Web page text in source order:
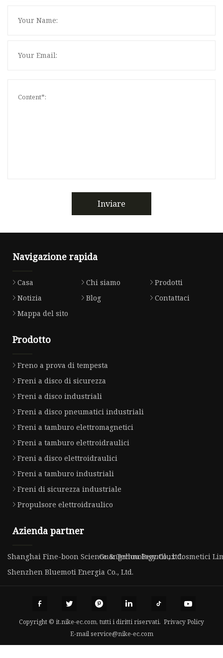
Inviare
Navigazione rapida
Casa Chi siamo
Prodotti
Notizia
Blog
Contattaci
Mappa del sito
Prodotto
Freno a prova di tempesta
Freni a disco di sicurezza
Freni a disco industriali
Freni a disco pneumatici industriali
Freni a tamburo elettromagnetici
Freni a tamburo elettroidraulici
Freni a disco elettroidraulici
Freni a tamburo industriali
Freni di sicurezza industriale
Propulsore elettroidraulico
Azienda partner
Shanghai Fine-boon Science & Technology Co., ltd.
Guangzhou Beautilux Cosmetici
Shenzhen Bluemoti Energia Co., Ltd.
Copyright © it.nike-ec.com, tutti i diritti riservati. Privacy Policy
E-mail service@nike-ec.com